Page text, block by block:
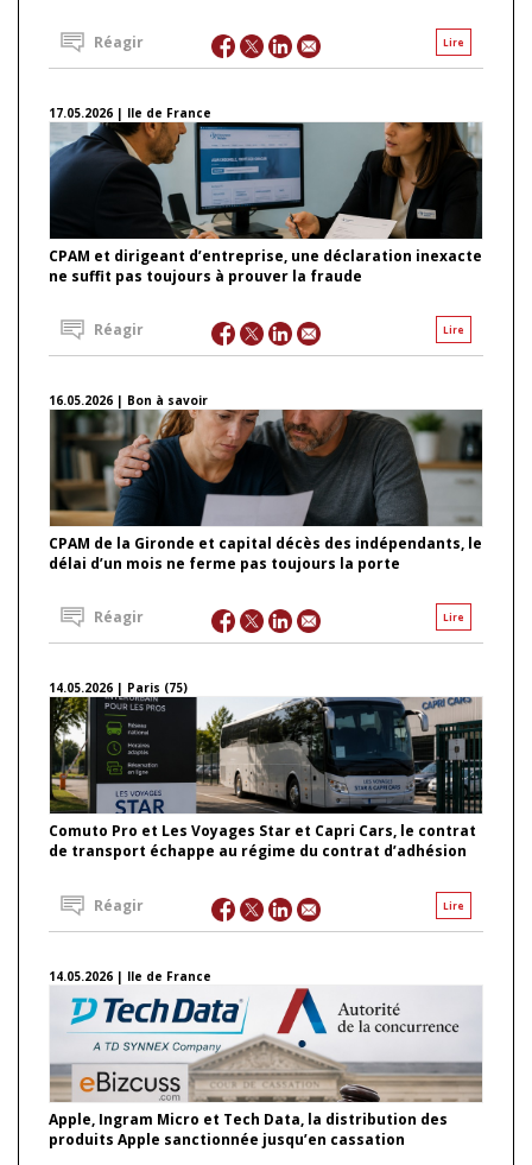
Lire
Réagir
17.05.2026 | Ile de France
CPAM et dirigeant d’entreprise, une déclaration inexacte
ne suffit pas toujours à prouver la fraude
Lire
Réagir
16.05.2026 | Bon à savoir
CPAM de la Gironde et capital décès des indépendants, le
délai d’un mois ne ferme pas toujours la porte
Lire
Réagir
14.05.2026 | Paris (75)
Comuto Pro et Les Voyages Star et Capri Cars, le contrat
de transport échappe au régime du contrat d’adhésion
Lire
Réagir
14.05.2026 | Ile de France
Apple, Ingram Micro et Tech Data, la distribution des
produits Apple sanctionnée jusqu’en cassation